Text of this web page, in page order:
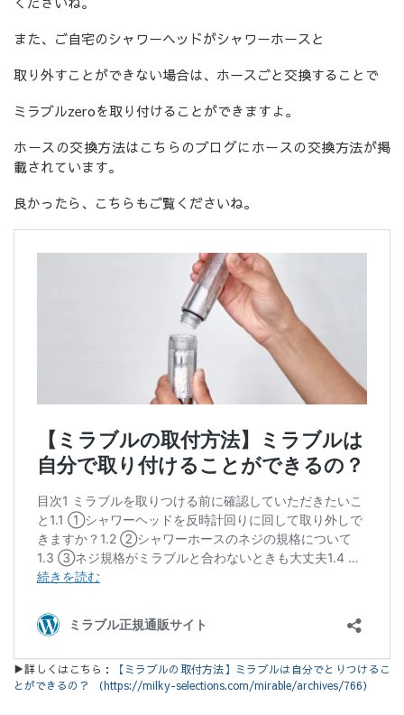
また、ご自宅のシャワーヘッドがシャワーホースと
取り外すことができない場合は、ホースごと交換することで
ミラブルzeroを取り付けることができますよ。
ホースの交換方法はこちらのブログにホースの交換方法が掲
載されています。
良かったら、こちらもご覧くださいね。
▶詳しくはこちら：
【ミラブルの取付方法】ミラブルは自分でとりつけるこ
とができるの？ （https://milky-selections.com/mirable/archives/766）